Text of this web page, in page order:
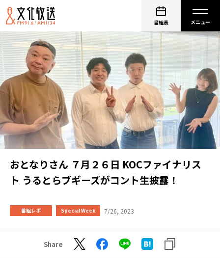
番組表
おとなりさん ７月２６日 KOCファイナリス
ト うるとらブギーズがコント生披露！
番組レポ Special Week 7/26, 2023
Share